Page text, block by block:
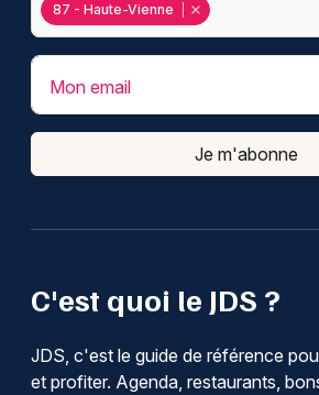
C'est quoi le JDS ?
JDS, c'est le guide de référence
et profiter. Agenda, restaurants,
87 - Haute-Vienne
Mon email
Je m'abonne